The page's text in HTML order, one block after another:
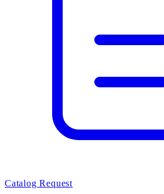
Catalog Request